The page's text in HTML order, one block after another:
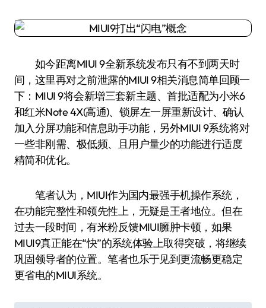
如今距离MIUI 9全新系统发布只有不到两天时
间，这里再对之前泄露的MIUI 9相关消息简单回顾一
下：MIUI 9将会新增三套新主题、首批适配为小米6
和红米Note 4X(高通)、锁屏左一屏重新设计、确认
加入分屏功能和信息助手功能，另外MIUI 9系统将对
一些非刚需、极低频、且用户量少的功能进行适度
精简和优化。
笔者认为，MIUI作为国内最强手机操作系统，
在功能完整性和领先性上，无疑是王者地位。但在
过去一段时间，有米粉反馈MIUI臃肿卡顿，如果
MIUI9真正能在“快”的系统体验上取得突破，将继续
巩固领导者的位置。笔者也乐于见到更流畅更稳定
更省电的MIUI系统。